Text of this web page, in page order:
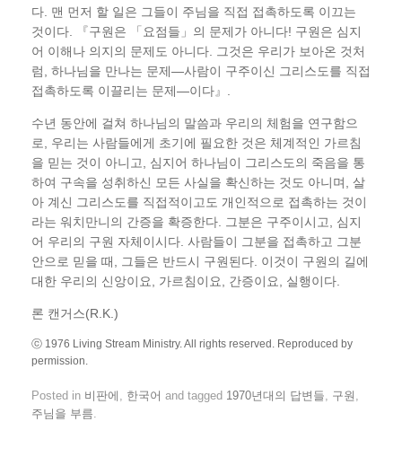
다. 맨 먼저 할 일은 그들이 주님을 직접 접촉하도록 이끄는
것이다. 『구원은 「요점들」의 문제가 아니다! 구원은 심지
어 이해나 의지의 문제도 아니다. 그것은 우리가 보아온 것처
럼, 하나님을 만나는 문제―사람이 구주이신 그리스도를 직접
접촉하도록 이끌리는 문제―이다』.
수년 동안에 걸쳐 하나님의 말씀과 우리의 체험을 연구함으
로, 우리는 사람들에게 초기에 필요한 것은 체계적인 가르침
을 믿는 것이 아니고, 심지어 하나님이 그리스도의 죽음을 통
하여 구속을 성취하신 모든 사실을 확신하는 것도 아니며, 살
아 계신 그리스도를 직접적이고도 개인적으로 접촉하는 것이
라는 워치만니의 간증을 확증한다. 그분은 구주이시고, 심지
어 우리의 구원 자체이시다. 사람들이 그분을 접촉하고 그분
안으로 믿을 때, 그들은 반드시 구원된다. 이것이 구원의 길에
대한 우리의 신앙이요, 가르침이요, 간증이요, 실행이다.
론 캔거스(R.K.)
ⓒ 1976 Living Stream Ministry. All rights reserved. Reproduced by
permission.
Posted in 비판에 , 한국어 and tagged 1970년대의 답변들, 구원 ,
주님을 부름.